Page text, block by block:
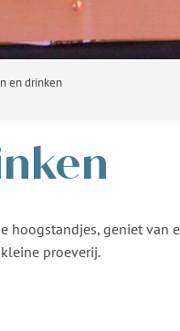
en drinken
hoogstandjes, geniet
proeverij.